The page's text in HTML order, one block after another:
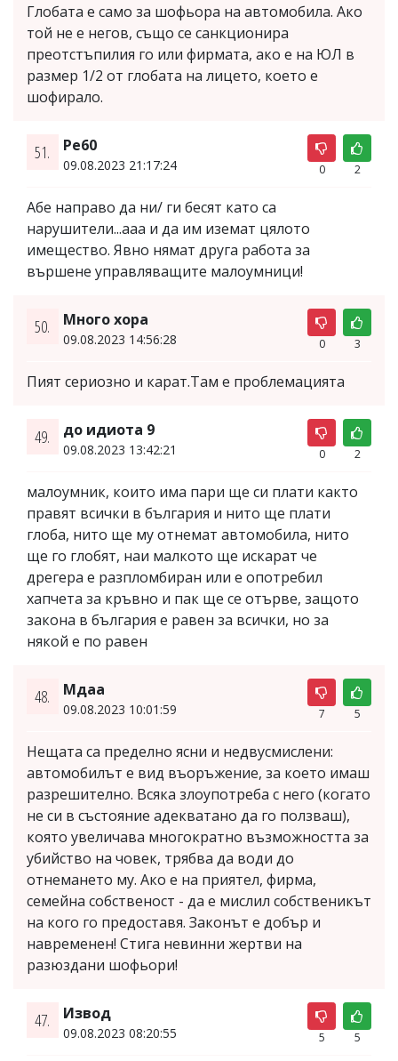
Глобата е само за шофьора на автомобила. Ако
той не е негов, също се санкционира
преотстъпилия го или фирмата, ако е на ЮЛ в
размер 1/2 от глобата на лицето, което е
шофирало.
51. Pe60
09.08.2023 21:17:24 0 2
Абе направо да ни/ ги бесят като са
нарушители...ааа и да им иземат цялото
имещество. Явно нямат друга работа за
вършене управляващите малоумници!
50. Много хора
09.08.2023 14:56:28 0 3
Пият сериозно и карат.Там е проблемацията
49. до идиота 9
09.08.2023 13:42:21 0 2
малоумник, които има пари ще си плати както
правят всички в българия и нито ще плати
глоба, нито ще му отнемат автомобила, нито
ще го глобят, наи малкото ще искарат че
дрегера е разпломбиран или е опотребил
хапчета за кръвно и пак ще се отърве, защото
закона в българия е равен за всички, но за
някой е по равен
48. Мдаа
09.08.2023 10:01:59 7 5
Нещата са пределно ясни и недвусмислени:
автомобилът е вид въоръжение, за което имаш
разрешително. Всяка злоупотреба с него (когато
не си в състояние адекватано да го ползваш),
която увеличава многократно възможността за
убийство на човек, трябва да води до
отнемането му. Ако е на приятел, фирма,
семейна собственост - да е мислил собственикът
на кого го предоставя. Законът е добър и
навременен! Стига невинни жертви на
разюздани шофьори!
47. Извод
09.08.2023 08:20:55 5 5